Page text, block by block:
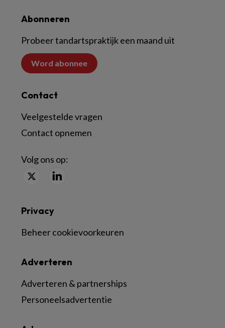
Abonneren
Probeer tandartspraktijk een maand uit
Word abonnee
Contact
Veelgestelde vragen
Contact opnemen
Volg ons op:
Adverteren
Adverteren & partnerships
Personeelsadvertentie
Privacy
Beheer cookievoorkeuren